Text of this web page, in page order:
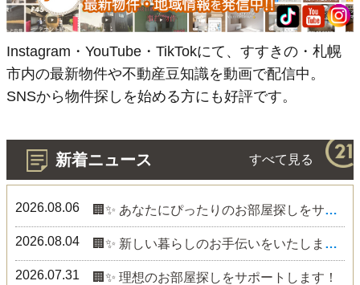
Instagram・YouTube・TikTokにて、すすきの・札幌
市内の最新物件や不動産豆知識を動画で配信中。
SNSから物件探しを始める方にも好評です。
新着ニュース すべて見る
2026.08.06 🏢✨ あなたにぴったりのお部屋探しをサポートします！
2026.08.04 🏢✨ 新しい暮らしのお手伝いをいたします！
2026.07.31 🏢✨ 理想のお部屋探しをサポートします！